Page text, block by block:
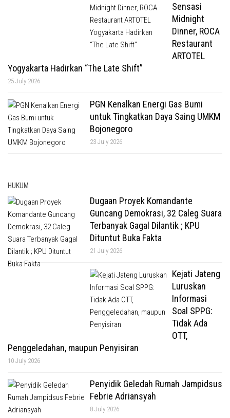
Sensasi
Midnight
Dinner, ROCA
Restaurant
ARTOTEL
Yogyakarta Hadirkan “The Late Shift”
25 July 2026
PGN Kenalkan Energi Gas Bumi
untuk Tingkatkan Daya Saing UMKM
Bojonegoro
23 July 2026
HUKUM
Dugaan Proyek Komandante
Guncang Demokrasi, 32 Caleg Suara
Terbanyak Gagal Dilantik ; KPU
Dituntut Buka Fakta
21 July 2026
Kejati Jateng
Luruskan
Informasi
Soal SPPG:
Tidak Ada
OTT,
Penggeledahan, maupun Penyisiran
10 July 2026
Penyidik Geledah Rumah Jampidsus
Febrie Adriansyah
8 July 2026